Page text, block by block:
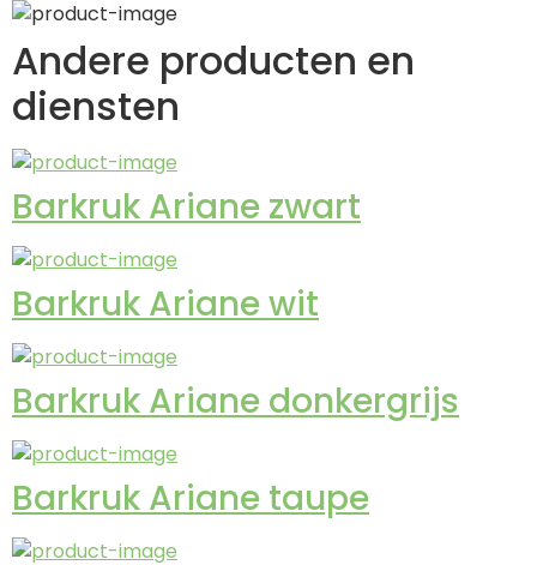
Andere producten en
diensten
Barkruk Ariane zwart
Barkruk Ariane wit
Barkruk Ariane donkergrijs
Barkruk Ariane taupe